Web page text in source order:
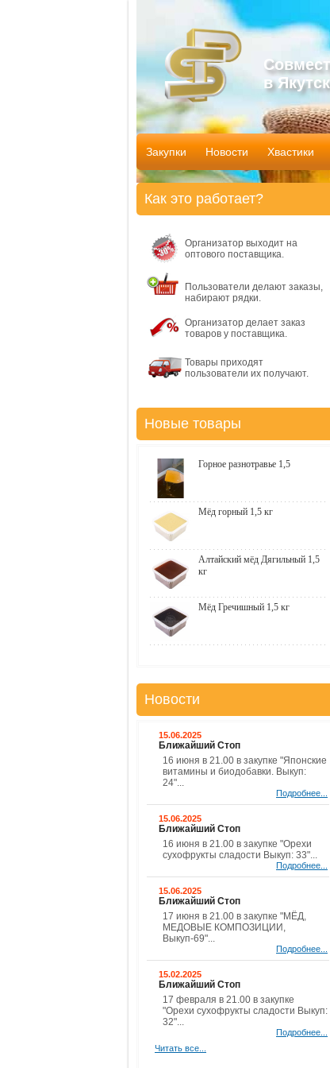
в
Закупки Новости Хвастики
Как это работает?
Организатор выходит на
оптового поставщика.
Пользователи делают заказы,
набирают рядки.
Организатор делает заказ
товаров у поставщика.
Товары приходят
пользователи их получают.
Новые товары
Горное разнотравье 1,5
Мёд горный 1,5 кг
Алтайский мёд Дягильный 1,5
кг
Мёд Гречишный 1,5 кг
Новости
15.06.2025
Ближайший Стоп
16 июня в 21.00 в закупке "Японские
витамины и биодобавки. Выкуп:
24"...
Подробнее...
15.06.2025
Ближайший Стоп
16 июня в 21.00 в закупке "Орехи
сухофрукты сладости Выкуп: 33"...
Подробнее...
15.06.2025
Ближайший Стоп
17 июня в 21.00 в закупке "МЁД,
МЕДОВЫЕ КОМПОЗИЦИИ,
Выкуп-69"...
Подробнее...
15.02.2025
Ближайший Стоп
17 февраля в 21.00 в закупке
"Орехи сухофрукты сладости Выкуп:
32"...
Подробнее...
Читать все...